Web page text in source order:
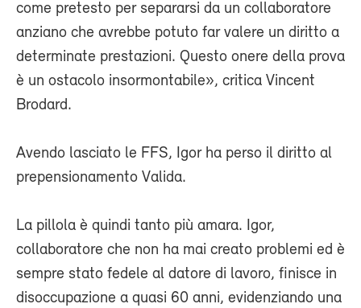
come pretesto per separarsi da un collaboratore
anziano che avrebbe potuto far valere un diritto a
determinate prestazioni. Questo onere della prova
è un ostacolo insormontabile», critica Vincent
Brodard.
Avendo lasciato le FFS, Igor ha perso il diritto al
prepensionamento Valida.
La pillola è quindi tanto più amara. Igor,
collaboratore che non ha mai creato problemi ed è
sempre stato fedele al datore di lavoro, finisce in
disoccupazione a quasi 60 anni, evidenziando una